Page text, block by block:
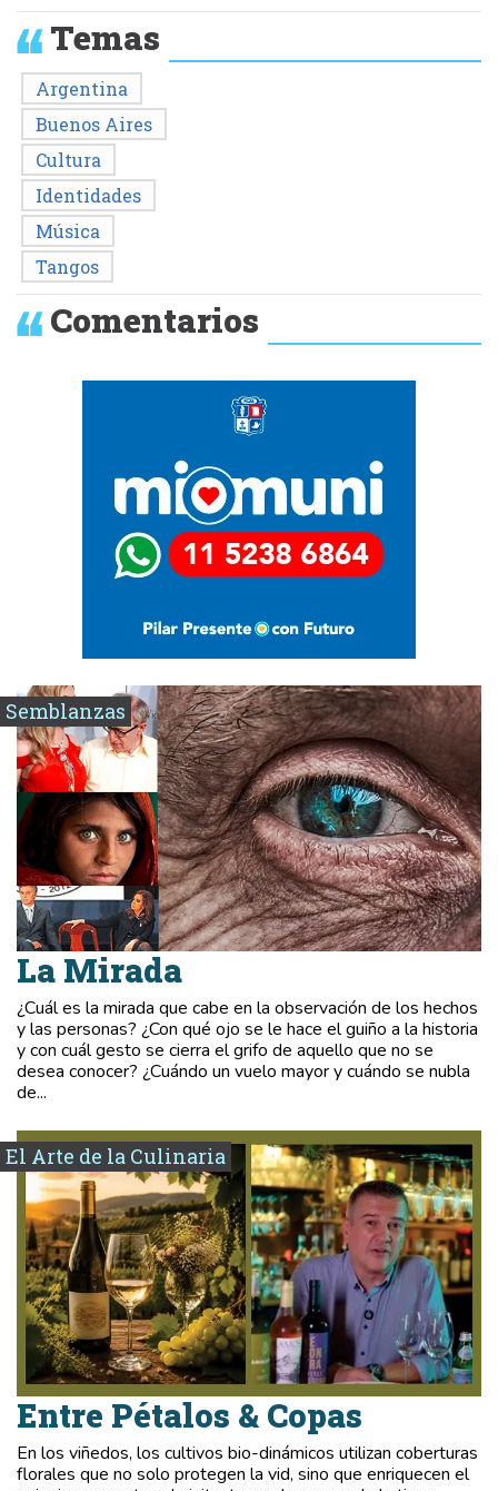
Temas
Argentina
Buenos Aires
Cultura
Identidades
Música
Tangos
Comentarios
Semblanzas
La Mirada
¿Cuál es la mirada que cabe en la observación de los hechos
y las personas? ¿Con qué ojo se le hace el guiño a la historia
y con cuál gesto se cierra el grifo de aquello que no se
desea conocer? ¿Cuándo un vuelo mayor y cuándo se nubla
de...
El Arte de la Culinaria
Entre Pétalos & Copas
En los viñedos, los cultivos bio-dinámicos utilizan coberturas
florales que no solo protegen la vid, sino que enriquecen el